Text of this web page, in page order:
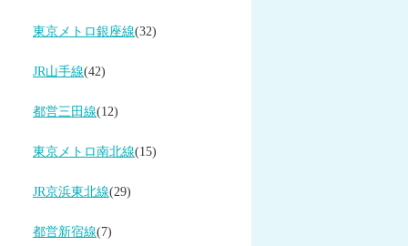
東京メトロ銀座線(32)
JR山手線(42)
都営三田線(12)
東京メトロ南北線(15)
JR京浜東北線(29)
都営新宿線(7)